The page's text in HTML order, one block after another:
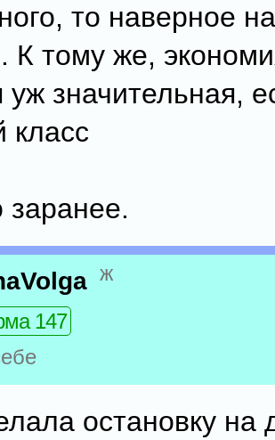
то наверное
К тому же,
уж значительная,
класс
ж
147
остановку на